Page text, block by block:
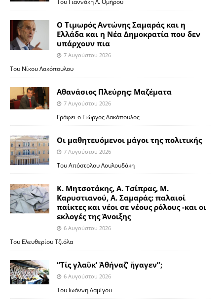
Ο Τιμωρός Αντώνης Σαμαράς και η
Ελλάδα και η Νέα Δημοκρατία που δεν
υπάρχουν πια
7 Αυγούστου 2026
Του Νίκου Λακόπουλου
Αθανάσιος Πλεύρης: Μαζέματα
7 Αυγούστου 2026
Γράφει ο Γιώργος Λακόπουλος
Οι μαθητευόμενοι μάγοι της πολιτικής
7 Αυγούστου 2026
Του Απόστολου Λουλουδάκη
Κ. Μητσοτάκης, Α. Τσίπρας, Μ.
Καρυστιανού, Α. Σαμαράς: παλαιοί
παίκτες και νέοι σε νέους ρόλους -και οι
εκλογές της Άνοιξης
6 Αυγούστου 2026
Του Ελευθερίου Τζιόλα
“Τίς γλαῦκ’ Ἀθήναζ’ ἤγαγεν”;
6 Αυγούστου 2026
Του Ιωάννη Δαμίγου